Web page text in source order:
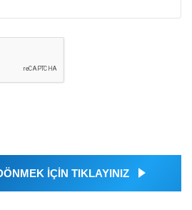
İÇİN TIKLAYINIZ